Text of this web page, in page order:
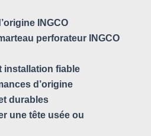
INGCO
perforateur INGCO
installation fiable
d’origine
durables
une tête usée ou